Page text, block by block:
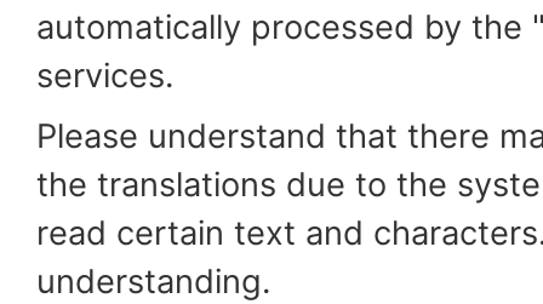
automatically processed by the
services.
Please understand that there
the translations due to the
read certain text and
understanding.